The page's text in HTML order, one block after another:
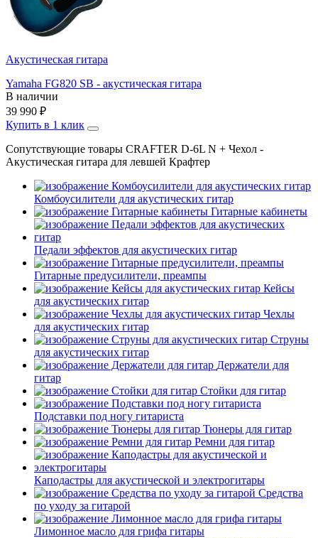
Акустическая гитара
Yamaha FG820 SB - акустическая гитара
В наличии
39 990 ₽
Купить в 1 клик
Сопутствующие товары CRAFTER D-6L N + Чехол -
Акустическая гитара для левшей Крафтер
Комбоусилители для акустических гитар
Гитарные кабинеты
Педали эффектов для акустических гитар
Гитарные предусилители, преампы
Кейсы
для акустических гитар
Чехлы
для акустических гитар
Струны
для акустических гитар
Держатели для
гитар
Стойки для гитар
Подставки под ногу гитариста
Тюнеры для гитар
Ремни для гитар
Каподастры для акустической и электрогитары
Средства
по уходу за гитарой
Лимонное масло для грифа гитары